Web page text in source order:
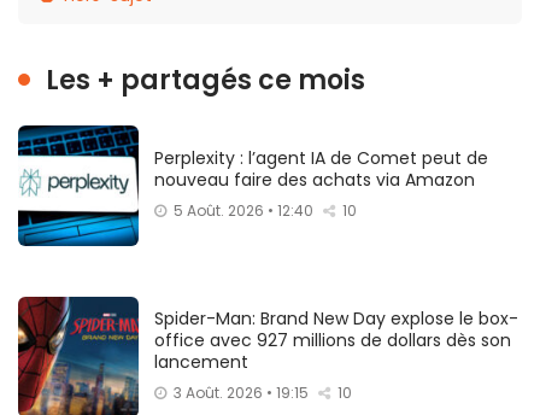
Les + partagés ce mois
Perplexity : l’agent IA de Comet peut de
nouveau faire des achats via Amazon
5 Août. 2026 • 12:40 10
Spider-Man: Brand New Day explose le box-
office avec 927 millions de dollars dès son
lancement
3 Août. 2026 • 19:15 10